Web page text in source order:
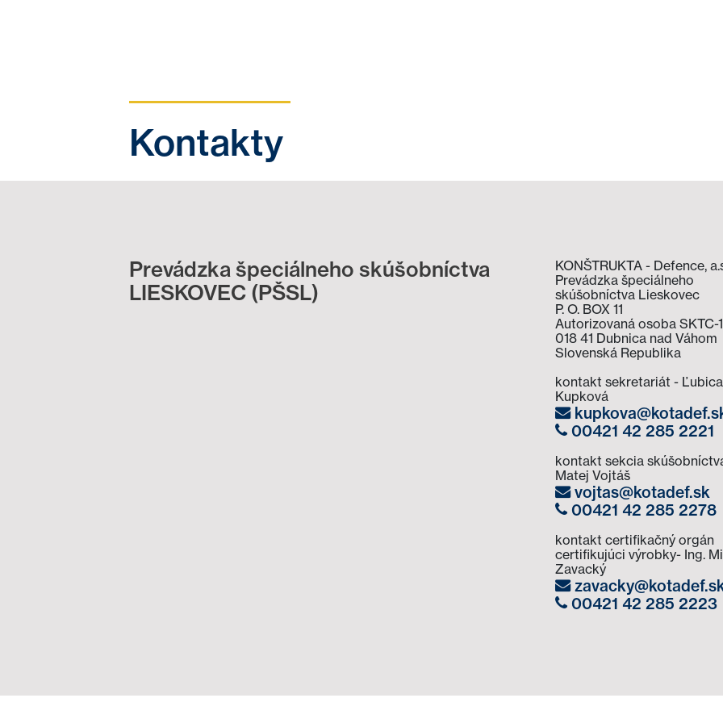
Kontakty
Prevádzka špeciálneho skúšobníctva
LIESKOVEC (PŠSL)
KONŠTRUKTA - Defence,
Prevádzka špeciálneho
skúšobníctva Lieskovec
P. O. BOX 11
Autorizovaná osoba SKTC-
018 41 Dubnica nad Váhom
Slovenská Republika
kontakt sekretariát - Ľubica
Kupková
00421 42 285 2221
kontakt sekcia
Matej Vojtáš
vojtas@kotadef.sk
00421 42 285 2278
kontakt certifikačný orgán
certifikujúci výrobky- Ing.
Zavacký
00421 42 285 2223